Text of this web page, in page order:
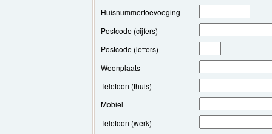
Huisnummertoevoeging
Postcode (cijfers)
Postcode (letters)
Woonplaats
Telefoon (thuis)
Mobiel
Telefoon (werk)